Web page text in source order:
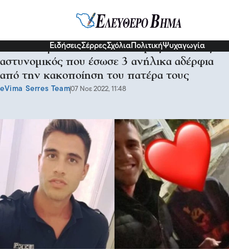
ΕιδήσειςΣέρρεςΣχόλια ΠολιτικήΨυχαγωγία
Ενδοοικογενειακή βία: Ο νεαρός Έλληνας
αστυνομικός που έσωσε 3 ανήλικα αδέρφια
από την κακοποίηση του πατέρα τους
eVima Serres Team07 Νοε 2022, 11:48